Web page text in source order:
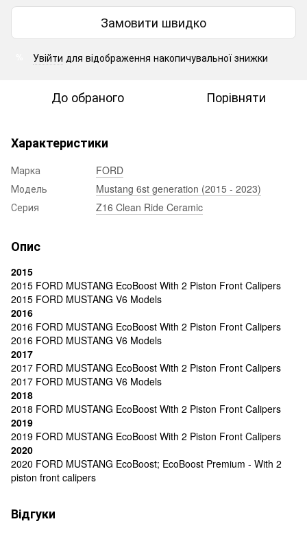
Замовити швидко
Увійти для відображення накопичувальної знижки
До обраного Порівняти
Характеристики
Марка
FORD
Модель
Mustang 6st generation (2015 - 2023)
Серия
Z16 Clean Ride Ceramic
Опис
2015
2015 FORD MUSTANG EcoBoost With 2 Piston Front Calipers
2015 FORD MUSTANG V6 Models
2016
2016 FORD MUSTANG EcoBoost With 2 Piston Front Calipers
2016 FORD MUSTANG V6 Models
2017
2017 FORD MUSTANG EcoBoost With 2 Piston Front Calipers
2017 FORD MUSTANG V6 Models
2018
2018 FORD MUSTANG EcoBoost With 2 Piston Front Calipers
2019
2019 FORD MUSTANG EcoBoost With 2 Piston Front Calipers
2020
2020 FORD MUSTANG EcoBoost; EcoBoost Premium - With 2
piston front calipers
Відгуки